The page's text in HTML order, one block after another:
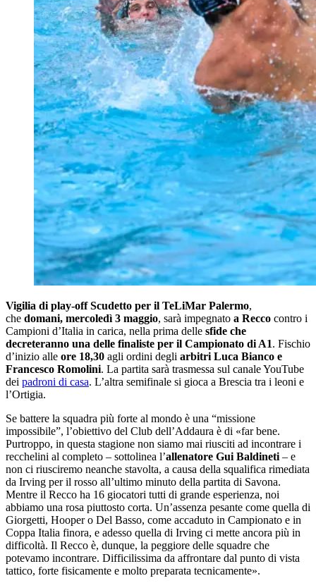
Vigilia di play-off Scudetto per il TeLiMar Palermo,
che domani, mercoledì 3 maggio, sarà impegnato a Recco contro i
Campioni d’Italia in carica, nella prima delle sfide che
decreteranno una delle finaliste per il Campionato di A1. Fischio
d’inizio alle ore 18,30 agli ordini degli arbitri Luca Bianco e
Francesco Romolini. La partita sarà trasmessa sul canale YouTube
dei padroni di casa. L’altra semifinale si gioca a Brescia tra i leoni e
l’Ortigia.
Se battere la squadra più forte al mondo è una “missione
impossibile”, l’obiettivo del Club dell’Addaura è di «far bene.
Purtroppo, in questa stagione non siamo mai riusciti ad incontrare i
recchelini al completo – sottolinea l’allenatore Gui Baldineti – e
non ci riusciremo neanche stavolta, a causa della squalifica rimediata
da Irving per il rosso all’ultimo minuto della partita di Savona.
Mentre il Recco ha 16 giocatori tutti di grande esperienza, noi
abbiamo una rosa piuttosto corta. Un’assenza pesante come quella di
Giorgetti, Hooper o Del Basso, come accaduto in Campionato e in
Coppa Italia finora, e adesso quella di Irving ci mette ancora più in
difficoltà. Il Recco è, dunque, la peggiore delle squadre che
potevamo incontrare. Difficilissima da affrontare dal punto di vista
tattico, forte fisicamente e molto preparata tecnicamente».